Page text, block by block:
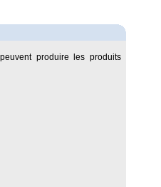
peuvent produire les produits